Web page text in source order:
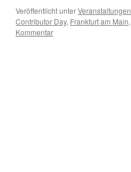
Veröffentlicht unterVeranstaltungen
Contributor Day, Frankfurt am Main,
Kommentar